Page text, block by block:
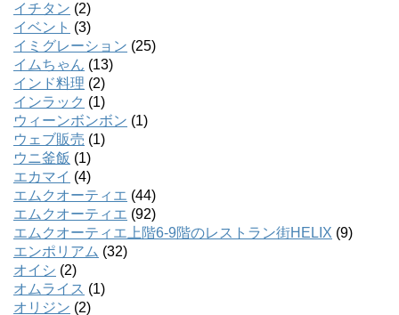
イチタン (2)
イベント (3)
イミグレーション (25)
イムちゃん (13)
インド料理 (2)
インラック (1)
ウィーンボンボン (1)
ウェブ販売 (1)
ウニ釜飯 (1)
エカマイ (4)
エムクオーティエ (44)
エムクオーティエ (92)
エムクオーティエ上階6-9階のレストラン街HELIX (9)
エンポリアム (32)
オイシ (2)
オムライス (1)
オリジン (2)